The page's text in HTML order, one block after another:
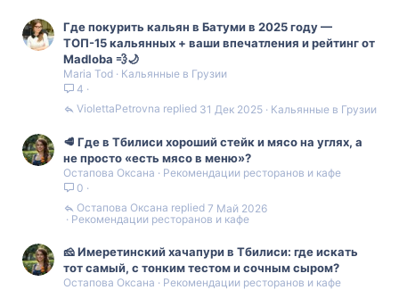
Где покурить кальян в Батуми в 2025 году —
ТОП-15 кальянных + ваши впечатления и рейтинг от
Madloba 💨🌙
Maria Tod
Кальянные в Грузии
4
Кальянные в Грузии
31 Дек 2025
ViolettaPetrovna
🥩 Где в Тбилиси хороший стейк и мясо на углях, а
не просто «есть мясо в меню»?
Остапова Оксана
Рекомендации ресторанов и кафе
0
Рекомендации ресторанов и кафе
7 Май 2026
Остапова Оксана
🧀 Имеретинский хачапури в Тбилиси: где искать
тот самый, с тонким тестом и сочным сыром?
Остапова Оксана
Рекомендации ресторанов и кафе